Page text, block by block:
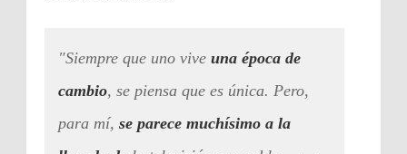
"Siempre que uno vive una época de
cambio, se piensa que es única. Pero,
para mí, se parece muchísimo a la